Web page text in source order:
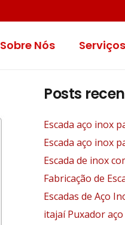
Sobre Nós Serviços
Posts
Escada aço inox
Escada aço inox
Escada de inox
Fabricação de
Escadas de Aço
itajaí Puxador